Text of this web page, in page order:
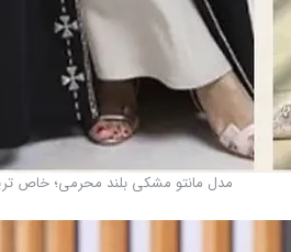
مدل مانتو مشکی بلند محرمی؛ خاص ترین